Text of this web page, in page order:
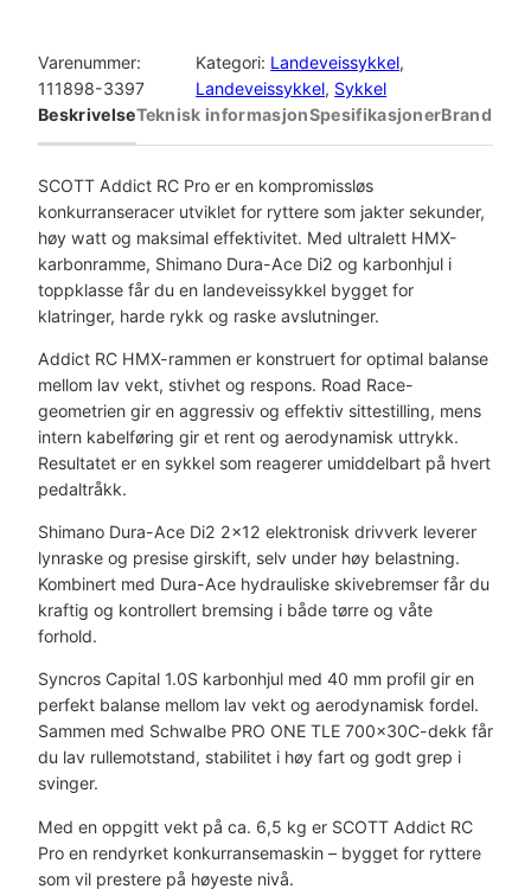
Varenummer:
111898-3397
Kategori: Landeveissykkel
Landeveissykkel, Sykkel
BeskrivelseTeknisk informasjonSpesifikasjonerBrand
SCOTT Addict RC Pro er en kompromissløs
konkurranseracer utviklet for ryttere som jakter sekunder,
høy watt og maksimal effektivitet. Med ultralett HMX-
karbonramme, Shimano Dura-Ace Di2 og karbonhjul i
toppklasse får du en landeveissykkel bygget for
klatringer, harde rykk og raske avslutninger.
Addict RC HMX-rammen er konstruert for optimal balanse
mellom lav vekt, stivhet og respons. Road Race-
geometrien gir en aggressiv og effektiv sittestilling, mens
intern kabelføring gir et rent og aerodynamisk uttrykk.
Resultatet er en sykkel som reagerer umiddelbart på hvert
pedaltråkk.
Shimano Dura-Ace Di2 2×12 elektronisk drivverk leverer
lynraske og presise girskift, selv under høy belastning.
Kombinert med Dura-Ace hydrauliske skivebremser får du
kraftig og kontrollert bremsing i både tørre og våte
forhold.
Syncros Capital 1.0S karbonhjul med 40 mm profil gir en
perfekt balanse mellom lav vekt og aerodynamisk fordel.
Sammen med Schwalbe PRO ONE TLE 700x30C-dekk får
du lav rullemotstand, stabilitet i høy fart og godt grep i
svinger.
Med en oppgitt vekt på ca. 6,5 kg er SCOTT Addict RC
Pro en rendyrket konkurransemaskin – bygget for ryttere
som vil prestere på høyeste nivå.